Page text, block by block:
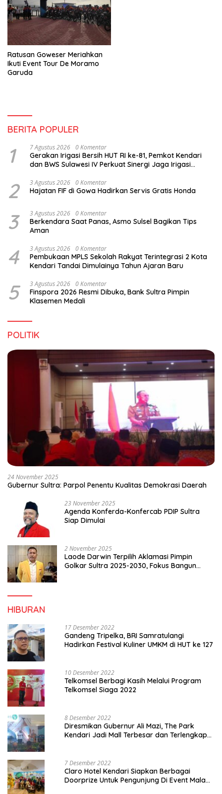
Ratusan Goweser Meriahkan
Ikuti Event Tour De Moramo
Garuda
BERITA POPULER
1 7 Agustus 2026 0 Komentar
Gerakan Irigasi Bersih HUT RI ke-81, Pemkot Kendari
dan BWS Sulawesi IV Perkuat Sinergi Jaga Irigasi
2 3 Agustus 2026 0 Komentar
Hajatan FIF di Gowa Hadirkan Servis Gratis Honda
3 3 Agustus 2026 0 Komentar
Berkendara Saat Panas, Asmo Sulsel Bagikan Tips
Aman
4 3 Agustus 2026 0 Komentar
Pembukaan MPLS Sekolah Rakyat Terintegrasi 2 Kota
Kendari Tandai Dimulainya Tahun Ajaran Baru
5 3 Agustus 2026 0 Komentar
Finspora 2026 Resmi Dibuka, Bank Sultra Pimpin
Klasemen Medali
POLITIK
24 November 2025
Gubernur Sultra: Parpol Penentu Kualitas Demokrasi Daerah
23 November 2025
Agenda Konferda-Konfercab PDIP Sultra
Siap Dimulai
2 November 2025
Laode Darwin Terpilih Aklamasi Pimpin
Golkar Sultra 2025-2030, Fokus Bangun
HIBURAN
17 Desember 2022
Gandeng Tripelka, BRI Samratulangi
Hadirkan Festival Kuliner UMKM di HUT ke 127
10 Desember 2022
Telkomsel Berbagi Kasih Melalui Program
Telkomsel Siaga 2022
8 Desember 2022
Diresmikan Gubernur Ali Mazi, The Park
Kendari Jadi Mall Terbesar dan Terlengkap
7 Desember 2022
Claro Hotel Kendari Siapkan Berbagai
Doorprize Untuk Pengunjung Di Event Malam